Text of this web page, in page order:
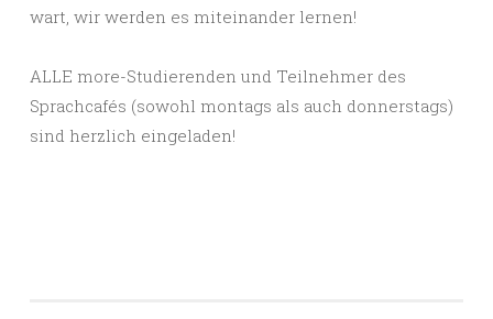
wart, wir werden es miteinander lernen!
ALLE more-Studierenden und Teilnehmer des
Sprachcafés (sowohl montags als auch donnerstags)
sind herzlich eingeladen!